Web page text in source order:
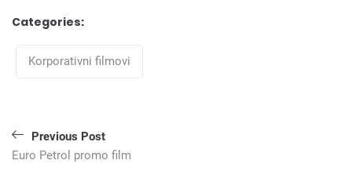
Categories:
Korporativni filmovi
Кретање
чланка
Previous Post
Euro Petrol promo film